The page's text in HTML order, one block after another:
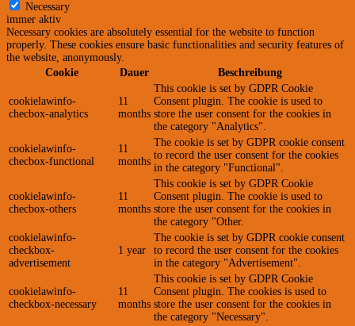
Necessary
immer aktiv
Necessary cookies are absolutely essential for the website to function
properly. These cookies ensure basic functionalities and security features of
the website, anonymously.
Cookie
Dauer Beschreibung
cookielawinfo-
checbox-analytics
11
months
This cookie is set by GDPR Cookie
Consent plugin. The cookie is used to
store the user consent for the cookies in
the category "Analytics".
cookielawinfo-
checbox-functional
11
months
The cookie is set by GDPR cookie consent
to record the user consent for the cookies
in the category "Functional".
cookielawinfo-
checbox-others
11
months
This cookie is set by GDPR Cookie
Consent plugin. The cookie is used to
store the user consent for the cookies in
the category "Other.
cookielawinfo-
checkbox-
advertisement
1 year
The cookie is set by GDPR cookie consent
to record the user consent for the cookies
in the category "Advertisement".
cookielawinfo-
checkbox-necessary
11
months
This cookie is set by GDPR Cookie
Consent plugin. The cookies is used to
store the user consent for the cookies in
the category "Necessary".